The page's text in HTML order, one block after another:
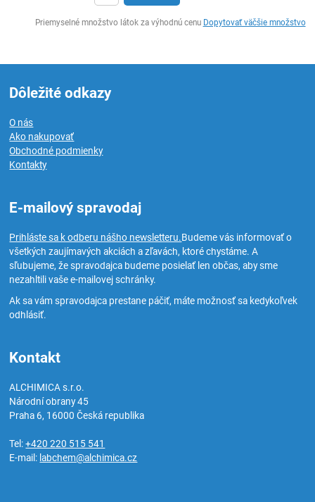
Priemyselné množstvo látok za výhodnú cenu Dopytovať väčšie množstvo
Dôležité odkazy
O nás
Ako nakupovať
Obchodné podmienky
Kontakty
E-mailový spravodaj
Prihláste sa k odberu nášho newsletteru.Budeme vás informovať o
všetkých zaujímavých akciách a zľavách, ktoré chystáme. A
sľubujeme, že spravodajca budeme posielať len občas, aby sme
nezahltili vaše e-mailovej schránky.
Ak sa vám spravodajca prestane páčiť, máte možnosť sa kedykoľvek
odhlásiť.
Kontakt
ALCHIMICA s.r.o.
Národní obrany 45
Praha 6, 16000Česká republika
Tel:+420 220 515 541
E-mail: labchem@alchimica.cz